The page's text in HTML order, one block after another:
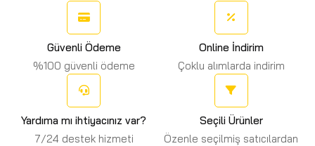
Güvenli Ödeme
%100 güvenli ödeme
Online İndirim
Çoklu alımlarda indirim
Yardıma mı ihtiyacınız var?
7/24 destek hizmeti
Seçili Ürünler
Özenle seçilmiş satıcılardan